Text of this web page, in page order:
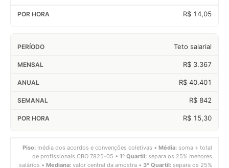
R$ 14,05
Teto salarial
R$ 3.367
R$ 40.401
R$ 842
R$ 15,30
Piso: média dos acordos e convenções coletivas • Média: soma ÷ total
de profissionais CBO 7825-05 • 1º Quartil: separa os 25% menores
salários • Mediana: valor central da amostra • 3º Quartil: separa os 25%